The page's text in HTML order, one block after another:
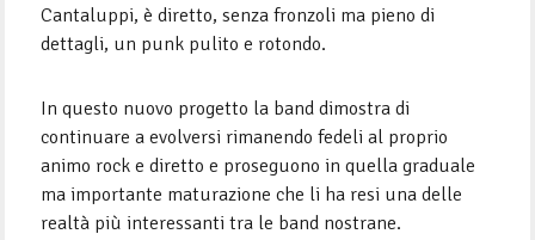
Cantaluppi, è diretto, senza fronzoli ma pieno di
dettagli, un punk pulito e rotondo.
In questo nuovo progetto la band dimostra di
continuare a evolversi rimanendo fedeli al proprio
animo rock e diretto e proseguono in quella graduale
ma importante maturazione che li ha resi una delle
realtà più interessanti tra le band nostrane.